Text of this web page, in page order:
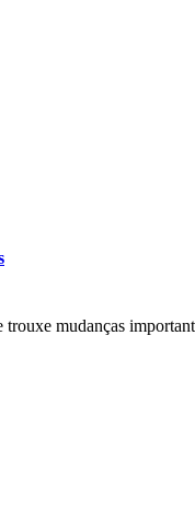
mudanças